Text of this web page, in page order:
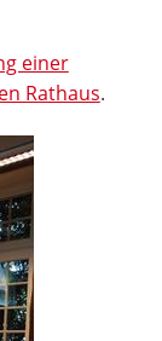
einer
Rathaus.